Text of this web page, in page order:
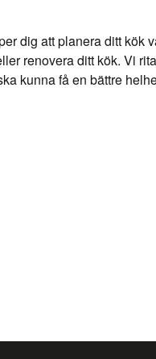
dig att planera ditt kök
renovera ditt kök. Vi
kunna få en bättre